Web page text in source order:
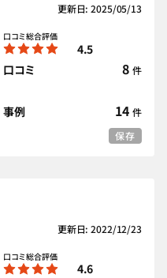
更新日: 2025/05/13
口コミ総合評価
4.5
口コミ
8 件
事例 14 件
保存
更新日: 2022/12/23
口コミ総合評価
4.6